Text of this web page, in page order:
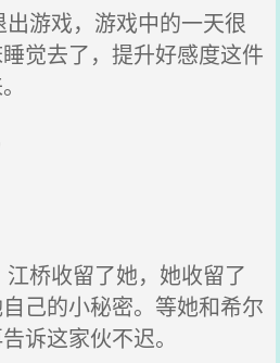
游戏，游戏中的一天很
觉去了，提升好感度这件
桥收留了她，她收留了
己的小秘密。等她和希尔
诉这家伙不迟。